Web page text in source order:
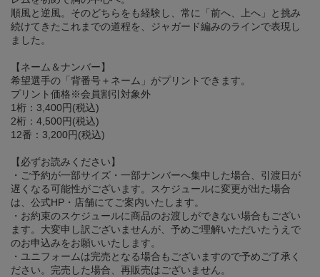
順風と逆風。そのどちらをも経験し、常に「前へ、上へ」と挑み
続けてきたこれまでの道程を、ジャガード編みのラインで表現し
ました。
【ネーム＆ナンバー】
希望選手の「背番号＋ネーム」がプリントできます。
プリント価格※会員割引対象外
1桁：3,400円(税込)
2桁：4,500円(税込)
12番：3,200円(税込)
【必ずお読みください】
・ご予約が一部サイズ・一部ナンバーへ集中した場合、引渡日が
遅くなる可能性がございます。スケジュールに変更が出た場合
は、公式HP・店舗にてご案内いたします。
・お約束のスケジュールに商品のお渡しができない場合もござい
ます。大変申し訳ございませんが、予めご理解いただいたうえで
のお申込みをお願いいたします。
・ユニフォームは完売となる場合もございますので予めご了承く
ださい。完売した場合、再販売はございません。